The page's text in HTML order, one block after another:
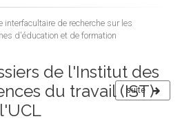
interfacultaire de recherche sur les
d'éducation et de formation
suite
de l'Institut des
du travail (IST)